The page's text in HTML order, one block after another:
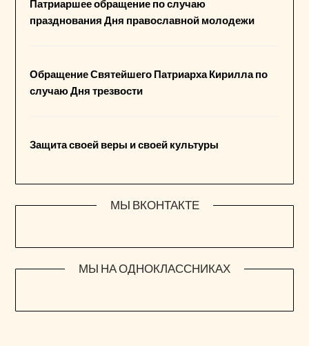
Патриаршее обращение по случаю
празднования Дня православной молодежи
Обращение Святейшего Патриарха Кирилла по
случаю Дня трезвости
Защита своей веры и своей культуры
МЫ ВКОНТАКТЕ
МЫ НА ОДНОКЛАССНИКАХ